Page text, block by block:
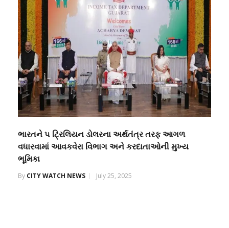
ભારતને ૫ ટ્રિલિયન ડોલરના અર્થતંત્ર તરફ આગળ
વધારવામાં આવકવેરા વિભાગ અને કરદાતાઓની મુખ્ય
ભૂમિકા
By CITY WATCH NEWS July 25, 2025